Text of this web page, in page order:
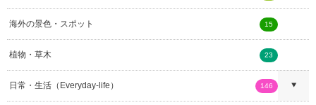
海外の景色・スポット 15
植物・草木 23
日常・生活（Everyday-life） 146